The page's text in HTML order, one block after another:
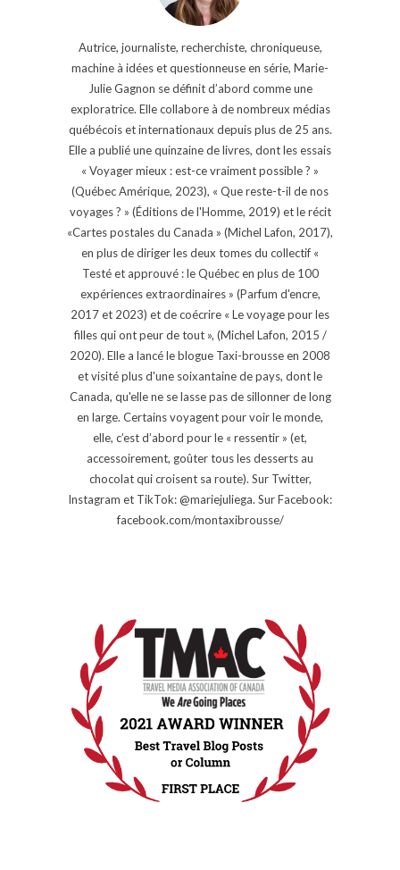
Autrice, journaliste, recherchiste, chroniqueuse,
machine à idées et questionneuse en série, Marie-
Julie Gagnon se définit d’abord comme une
exploratrice. Elle collabore à de nombreux médias
québécois et internationaux depuis plus de 25 ans.
Elle a publié une quinzaine de livres, dont les essais
« Voyager mieux : est-ce vraiment possible ? »
(Québec Amérique, 2023), « Que reste-t-il de nos
voyages ? » (Éditions de l'Homme, 2019) et le récit
«Cartes postales du Canada » (Michel Lafon, 2017),
en plus de diriger les deux tomes du collectif «
Testé et approuvé : le Québec en plus de 100
expériences extraordinaires » (Parfum d'encre,
2017 et 2023) et de coécrire « Le voyage pour les
filles qui ont peur de tout », (Michel Lafon, 2015 /
2020). Elle a lancé le blogue Taxi-brousse en 2008
et visité plus d'une soixantaine de pays, dont le
Canada, qu'elle ne se lasse pas de sillonner de long
en large. Certains voyagent pour voir le monde,
elle, c’est d’abord pour le « ressentir » (et,
accessoirement, goûter tous les desserts au
chocolat qui croisent sa route). Sur Twitter,
Instagram et TikTok: @mariejuliega. Sur Facebook:
facebook.com/montaxibrousse/